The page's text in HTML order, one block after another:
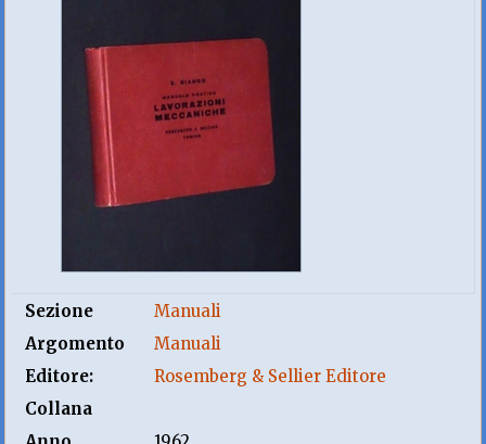
Sezione
Manuali
Argomento
Manuali
Editore:
Rosemberg & Sellier Editore
Collana